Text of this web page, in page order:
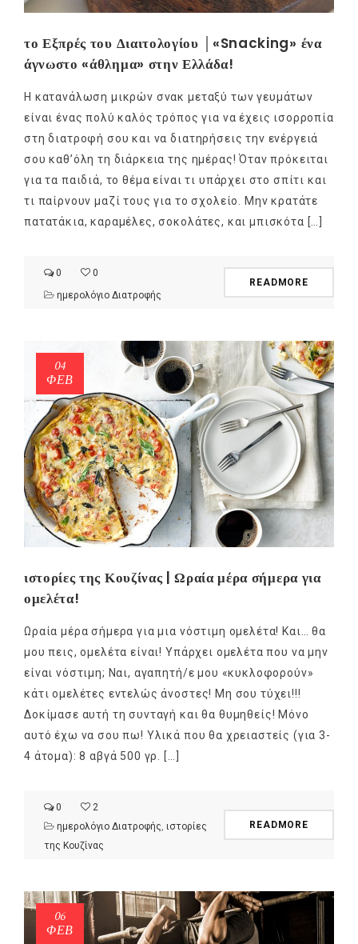
το Εξπρές του Διαιτολογίου │«Snacking» ένα
άγνωστο «άθλημα» στην Ελλάδα!
Η κατανάλωση μικρών σνακ μεταξύ των γευμάτων
είναι ένας πολύ καλός τρόπος για να έχεις ισορροπία
στη διατροφή σου και να διατηρήσεις την ενέργειά
σου καθ’όλη τη διάρκεια της ημέρας! Όταν πρόκειται
για τα παιδιά, το θέμα είναι τι υπάρχει στο σπίτι και
τι παίρνουν μαζί τους για το σχολείο. Μην κρατάτε
πατατάκια, καραμέλες, σοκολάτες, και μπισκότα […]
0
0
ημερολόγιο Διατροφής
READMORE
04
ΦΕΒ
ιστορίες της Κουζίνας | Ωραία μέρα σήμερα για
ομελέτα!
Ωραία μέρα σήμερα για μια νόστιμη ομελέτα! Και… θα
μου πεις, ομελέτα είναι! Υπάρχει ομελέτα που να μην
είναι νόστιμη; Ναι, αγαπητή/ε μου «κυκλοφορούν»
κάτι ομελέτες εντελώς άνοστες! Μη σου τύχει!!!
Δοκίμασε αυτή τη συνταγή και θα θυμηθείς! Μόνο
αυτό έχω να σου πω! Υλικά που θα χρειαστείς (για 3-
4 άτομα): 8 αβγά 500 γρ. […]
0
2
ημερολόγιο Διατροφής, ιστορίες
της Κουζίνας
READMORE
06
ΦΕΒ